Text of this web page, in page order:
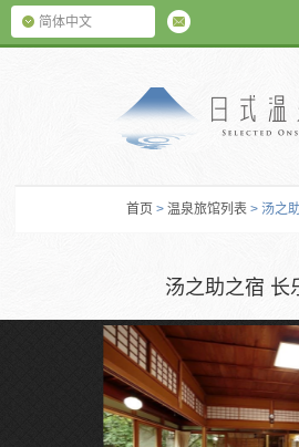
简体中文
首页 >温泉旅馆列表 > 汤之
汤之助之宿 长